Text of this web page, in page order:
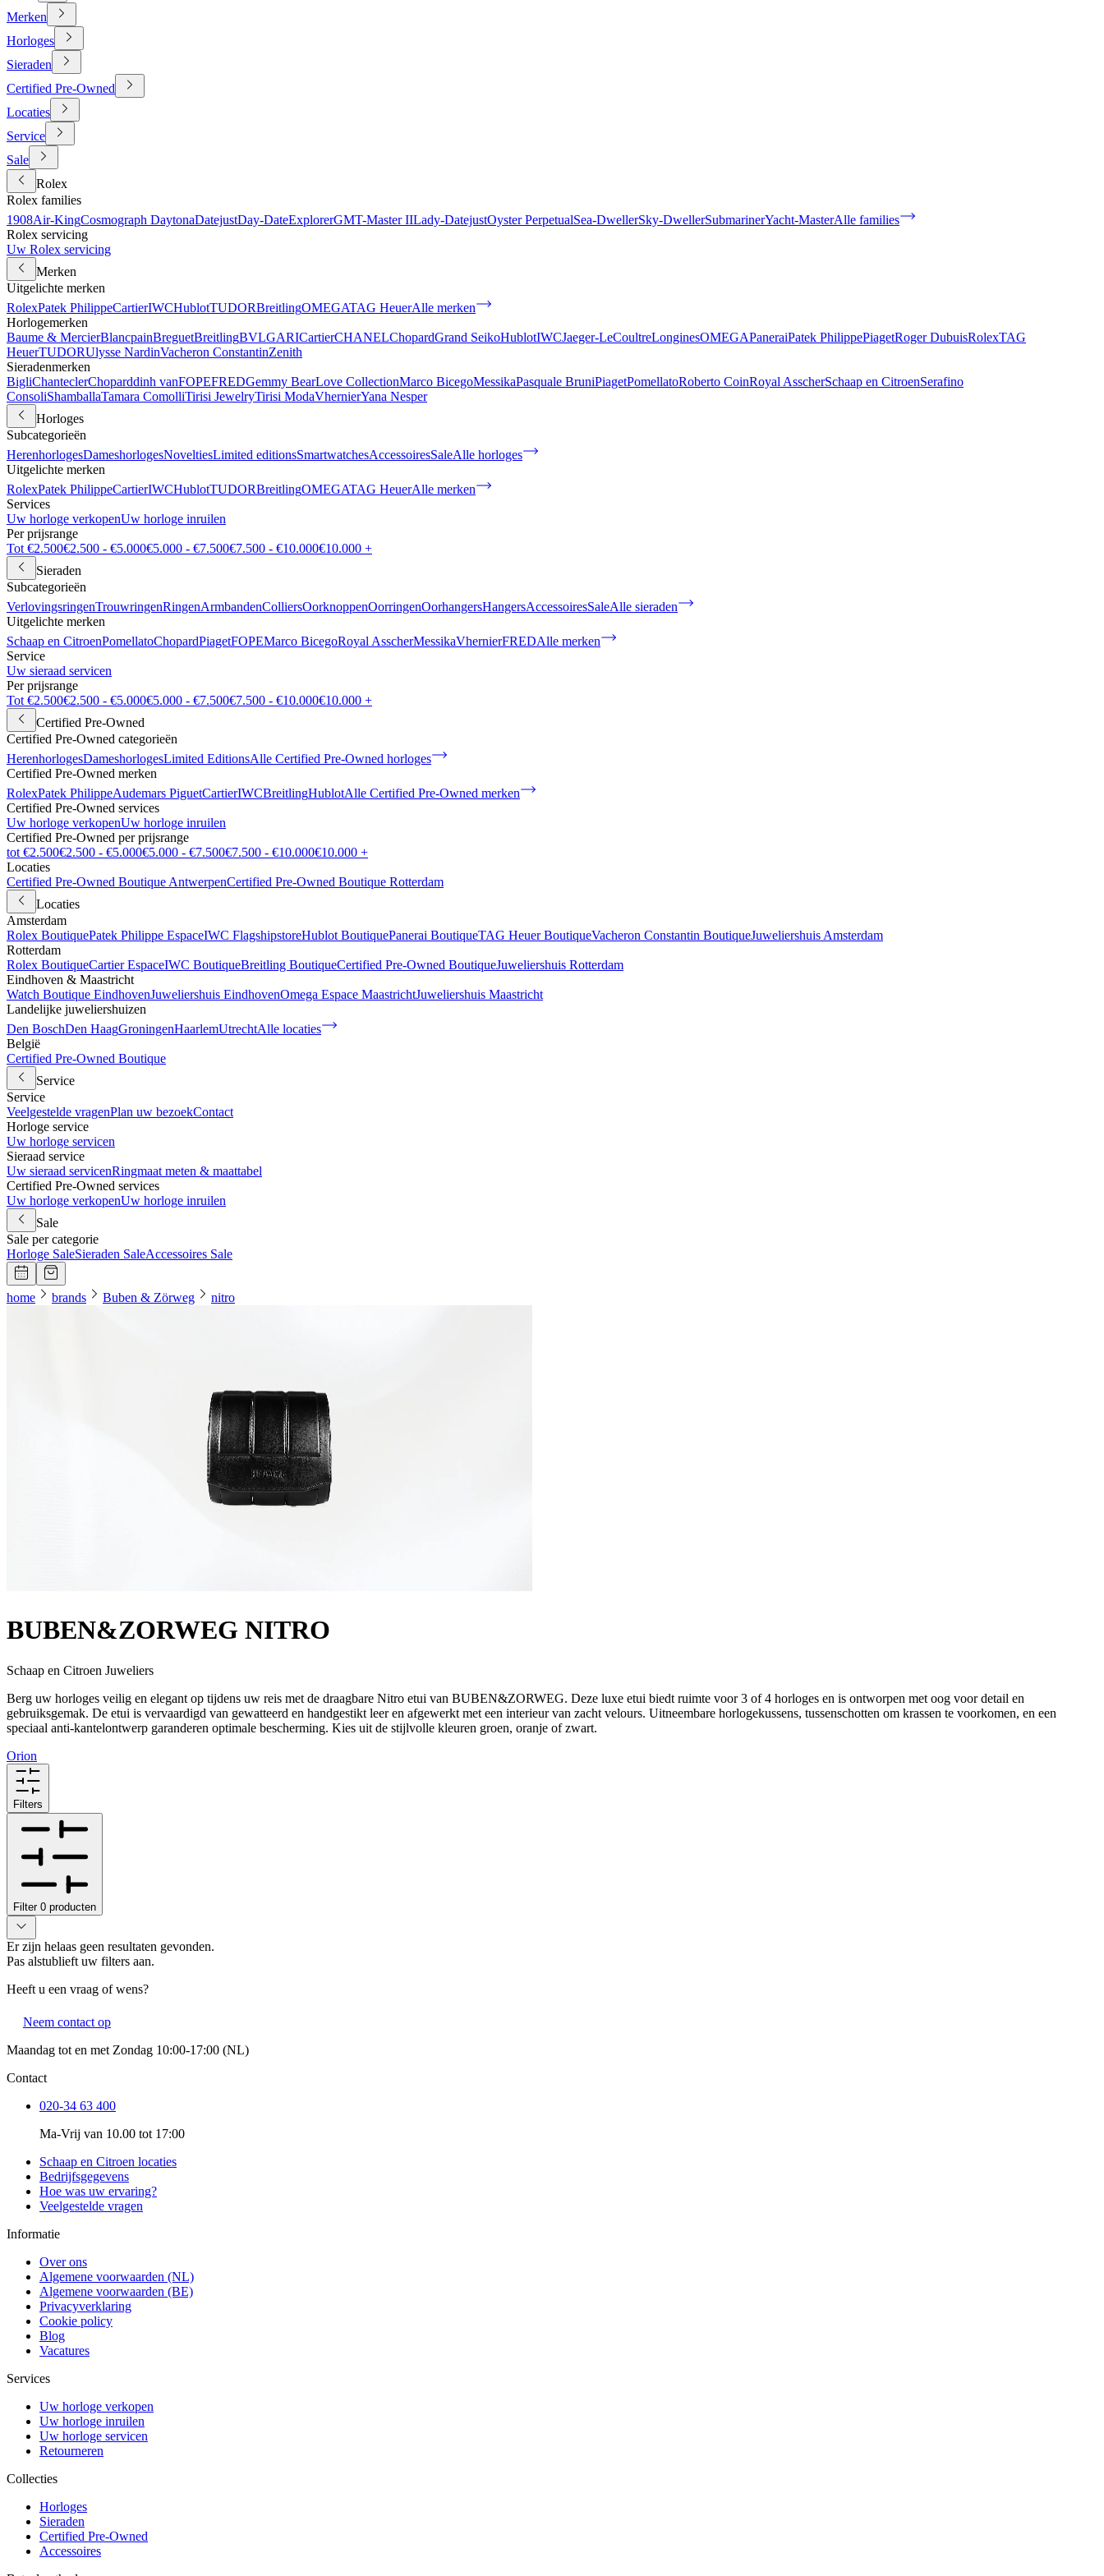
Merken
Horloges
Sieraden
Certified Pre-Owned
Locaties
Service
Sale
Rolex
Rolex families
1908Air-KingCosmograph DaytonaDatejustDay-DateExplorerGMT-Master IILady-DatejustOyster PerpetualSea-DwellerSky-DwellerSubmarinerYacht-MasterAlle families
Rolex servicing
Uw Rolex servicing
Merken
Uitgelichte merken
RolexPatek PhilippeCartierIWCHublotTUDORBreitlingOMEGATAG HeuerAlle merken
Horlogemerken
Baume & MercierBlancpainBreguetBreitlingBVLGARICartierCHANELChopardGrand SeikoHublotIWCJaeger-LeCoultreLonginesOMEGAPaneraiPatek PhilippePiagetRoger DubuisRolexTAG
HeuerTUDORUlysse NardinVacheron ConstantinZenith
Sieradenmerken
BigliChanteclerChoparddinh vanFOPEFREDGemmy BearLove CollectionMarco BicegoMessikaPasquale BruniPiagetPomellatoRoberto CoinRoyal AsscherSchaap en CitroenSerafino
ConsoliShamballaTamara ComolliTirisi JewelryTirisi ModaVhernierYana Nesper
Horloges
Subcategorieën
HerenhorlogesDameshorlogesNoveltiesLimited editionsSmartwatchesAccessoiresSaleAlle horloges
Uitgelichte merken
RolexPatek PhilippeCartierIWCHublotTUDORBreitlingOMEGATAG HeuerAlle merken
Services
Uw horloge verkopenUw horloge inruilen
Per prijsrange
Tot €2.500€2.500 - €5.000€5.000 - €7.500€7.500 - €10.000€10.000 +
Sieraden
Subcategorieën
VerlovingsringenTrouwringenRingenArmbandenColliersOorknoppenOorringenOorhangersHangersAccessoiresSaleAlle sieraden
Uitgelichte merken
Schaap en CitroenPomellatoChopardPiagetFOPEMarco BicegoRoyal AsscherMessikaVhernierFREDAlle merken
Service
Uw sieraad servicen
Per prijsrange
Tot €2.500€2.500 - €5.000€5.000 - €7.500€7.500 - €10.000€10.000 +
Certified Pre-Owned
Certified Pre-Owned categorieën
HerenhorlogesDameshorlogesLimited EditionsAlle Certified Pre-Owned horloges
Certified Pre-Owned merken
RolexPatek PhilippeAudemars PiguetCartierIWCBreitlingHublotAlle Certified Pre-Owned merken
Certified Pre-Owned services
Uw horloge verkopenUw horloge inruilen
Certified Pre-Owned per prijsrange
tot €2.500€2.500 - €5.000€5.000 - €7.500€7.500 - €10.000€10.000 +
Locaties
Certified Pre-Owned Boutique AntwerpenCertified Pre-Owned Boutique Rotterdam
Locaties
Amsterdam
Rolex BoutiquePatek Philippe EspaceIWC FlagshipstoreHublot BoutiquePanerai BoutiqueTAG Heuer BoutiqueVacheron Constantin BoutiqueJuweliershuis Amsterdam
Rotterdam
Rolex BoutiqueCartier EspaceIWC BoutiqueBreitling BoutiqueCertified Pre-Owned BoutiqueJuweliershuis Rotterdam
Eindhoven & Maastricht
Watch Boutique EindhovenJuweliershuis EindhovenOmega Espace MaastrichtJuweliershuis Maastricht
Landelijke juweliershuizen
Den BoschDen HaagGroningenHaarlemUtrechtAlle locaties
België
Certified Pre-Owned Boutique
Service
Service
Veelgestelde vragenPlan uw bezoekContact
Horloge service
Uw horloge servicen
Sieraad service
Uw sieraad servicenRingmaat meten & maattabel
Certified Pre-Owned services
Uw horloge verkopenUw horloge inruilen
Sale
Sale per categorie
Horloge SaleSieraden SaleAccessoires Sale
home brands Buben & Zörweg nitro
BUBEN&ZORWEG NITRO
Schaap en Citroen Juweliers
Berg uw horloges veilig en elegant op tijdens uw reis met de draagbare Nitro etui van BUBEN&ZORWEG. Deze luxe etui biedt ruimte voor 3 of 4 horloges en is ontworpen met oog voor detail en
gebruiksgemak. De etui is vervaardigd van gewatteerd en handgestikt leer en afgewerkt met een interieur van zacht velours. Uitneembare horlogekussens, tussenschotten om krassen te voorkomen, en een
speciaal anti-kantelontwerp garanderen optimale bescherming. Kies uit de stijlvolle kleuren groen, oranje of zwart.
Orion
Filters
Filter 0 producten
Er zijn helaas geen resultaten gevonden.
Pas alstublieft uw filters aan.
Heeft u een vraag of wens?
Neem contact op
Maandag tot en met Zondag 10:00-17:00 (NL)
Contact
020-34 63 400
Ma-Vrij van 10.00 tot 17:00
Schaap en Citroen locaties
Bedrijfsgegevens
Hoe was uw ervaring?
Veelgestelde vragen
Informatie
Over ons
Algemene voorwaarden (NL)
Algemene voorwaarden (BE)
Privacyverklaring
Cookie policy
Blog
Vacatures
Services
Uw horloge verkopen
Uw horloge inruilen
Uw horloge servicen
Retourneren
Collecties
Horloges
Sieraden
Certified Pre-Owned
Accessoires